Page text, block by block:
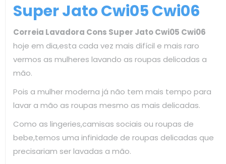
Super Jato Cwi05 Cwi06
Correia Lavadora Cons Super Jato Cwi05 Cwi06
hoje em dia,esta cada vez mais difícil e mais raro
vermos as mulheres lavando as roupas delicadas a
mão.
Pois a mulher moderna já não tem mais tempo para
lavar a mão as roupas mesmo as mais delicadas.
Como as lingeries,camisas sociais ou roupas de
bebe,temos uma infinidade de roupas delicadas que
precisariam ser lavadas a mão.